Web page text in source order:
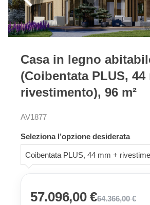
Casa in legno
(Coibentata PLUS, 44
rivestimento), 96 m²
AV1877
Seleziona l’opzione desiderata
Coibentata PLUS, 44 mm +
57.096,00 €64.366,00 €